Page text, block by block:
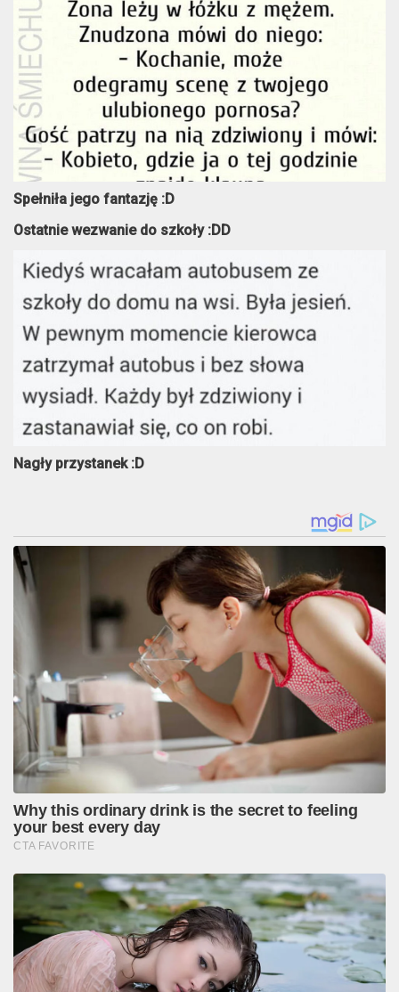
Spełniła jego fantazję :D
Ostatnie wezwanie do szkoły :DD
Nagły przystanek :D